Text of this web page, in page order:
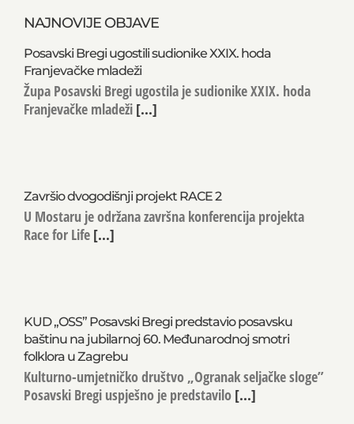
NAJNOVIJE OBJAVE
Posavski Bregi ugostili sudionike XXIX. hoda
Franjevačke mladeži
Župa Posavski Bregi ugostila je sudionike XXIX. hoda
Franjevačke mladeži [...]
Završio dvogodišnji projekt RACE 2
U Mostaru je održana završna konferencija projekta
Race for Life [...]
KUD „OSS” Posavski Bregi predstavio posavsku
baštinu na jubilarnoj 60. Međunarodnoj smotri
folklora u Zagrebu
Kulturno-umjetničko društvo „Ogranak seljačke sloge”
Posavski Bregi uspješno je predstavilo [...]